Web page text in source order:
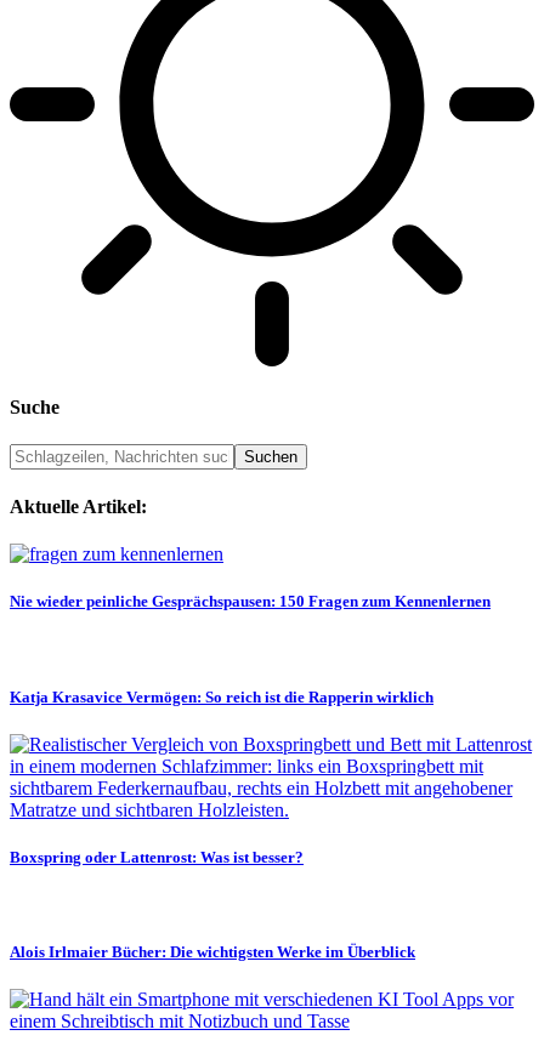
Suche
Aktuelle Artikel:
Nie wieder peinliche Gesprächspausen: 150 Fragen zum Kennenlernen
Katja Krasavice Vermögen: So reich ist die Rapperin wirklich
Boxspring oder Lattenrost: Was ist besser?
Alois Irlmaier Bücher: Die wichtigsten Werke im Überblick